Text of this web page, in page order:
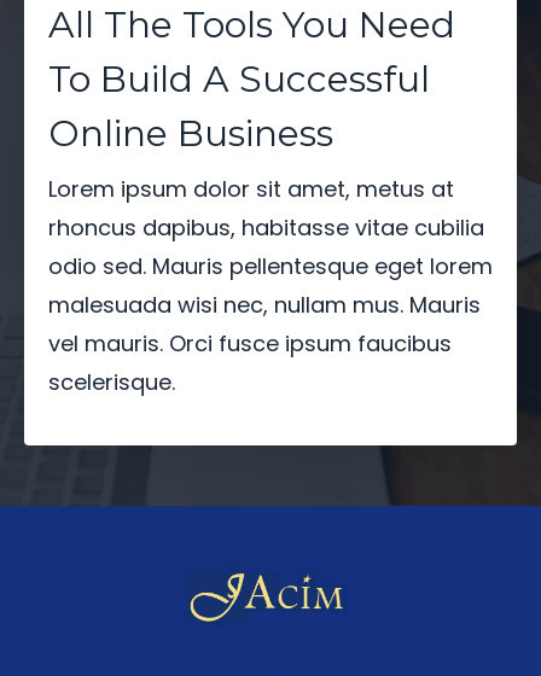
All The Tools You Need
To Build A Successful
Online Business
Lorem ipsum dolor sit amet, metus at
rhoncus dapibus, habitasse vitae cubilia
odio sed. Mauris pellentesque eget lorem
malesuada wisi nec, nullam mus. Mauris
vel mauris. Orci fusce ipsum faucibus
scelerisque.